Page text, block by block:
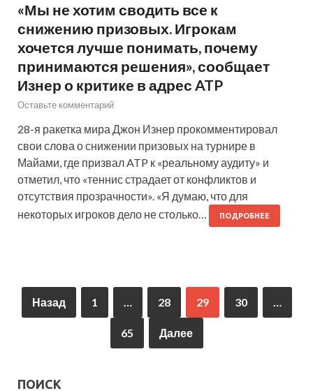
«Мы не хотим сводить все к
снижению призовых. Игрокам
хочется лучше понимать, почему
принимаются решения», сообщает
Изнер о критике в адрес ATP
Оставьте комментарий
28-я ракетка мира Джон Изнер прокомментировал
свои слова о снижении призовых на турнире в
Майами, где призвал ATP к «реальному аудиту» и
отметил, что «теннис страдает от конфликтов и
отсутствия прозрачности». «Я думаю, что для
некоторых игроков дело не столько…
ПОДРОБНЕЕ
Назад 1 … 28 29 30 …
65 Далее
ПОИСК